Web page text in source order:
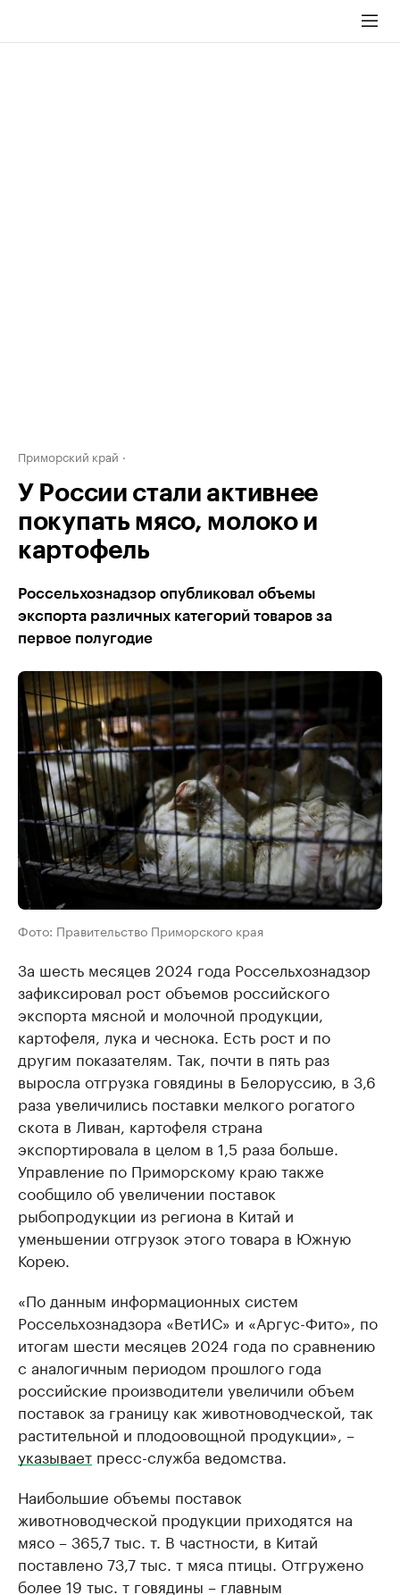
Приморский край
У России стали активнее
покупать мясо, молоко и
картофель
Россельхознадзор опубликовал объемы
экспорта различных категорий товаров за
первое полугодие
Фото: Правительство Приморского края
За шесть месяцев 2024 года Россельхознадзор
зафиксировал рост объемов российского
экспорта мясной и молочной продукции,
картофеля, лука и чеснока. Есть рост и по
другим показателям. Так, почти в пять раз
выросла отгрузка говядины в Белоруссию, в 3,6
раза увеличились поставки мелкого рогатого
скота в Ливан, картофеля страна
экспортировала в целом в 1,5 раза больше.
Управление по Приморскому краю также
сообщило об увеличении поставок
рыбопродукции из региона в Китай и
уменьшении отгрузок этого товара в Южную
Корею.
«По данным информационных систем
Россельхознадзора «ВетИС» и «Аргус-Фито», по
итогам шести месяцев 2024 года по сравнению
с аналогичным периодом прошлого года
российские производители увеличили объем
поставок за границу как животноводческой, так
растительной и плодоовощной продукции», –
указывает пресс-служба ведомства.
Наибольшие объемы поставок
животноводческой продукции приходятся на
мясо – 365,7 тыс. т. В частности, в Китай
поставлено 73,7 тыс. т мяса птицы. Отгружено
более 19 тыс. т говядины – главным